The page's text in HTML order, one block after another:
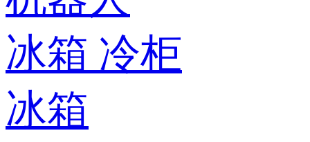
冰箱 冷柜
冰箱